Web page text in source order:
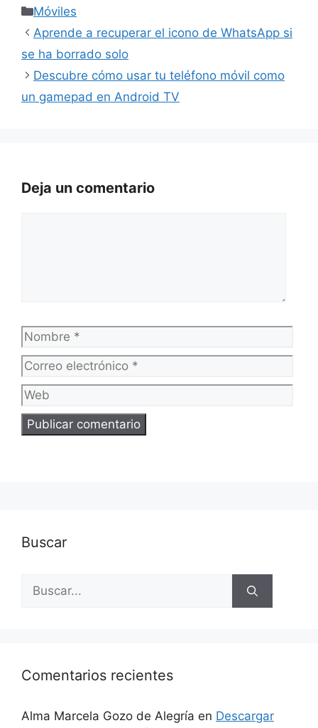
Categorías
Móviles
Aprende a recuperar el icono de WhatsApp si
se ha borrado solo
Descubre cómo usar tu teléfono móvil como
un gamepad en Android TV
Deja un comentario
Nombre
Buscar
Buscar:
Comentarios recientes
Alma Marcela Gozo de Alegría en Descargar